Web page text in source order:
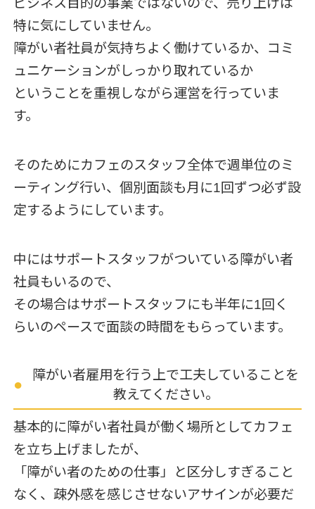
特に気にしていません。
障がい者社員が気持ちよく働けているか、コミ
ュニケーションがしっかり取れているか
ということを重視しながら運営を行っていま
す。
そのためにカフェのスタッフ全体で週単位のミ
ーティング行い、個別面談も月に1回ずつ必ず設
定するようにしています。
中にはサポートスタッフがついている障がい者
社員もいるので、
その場合はサポートスタッフにも半年に1回く
らいのペースで面談の時間をもらっています。
障がい者雇用を行う上で工夫していることを
教えてください。
基本的に障がい者社員が働く場所としてカフェ
を立ち上げましたが、
「障がい者のための仕事」と区分しすぎること
なく、疎外感を感じさせないアサインが必要だ